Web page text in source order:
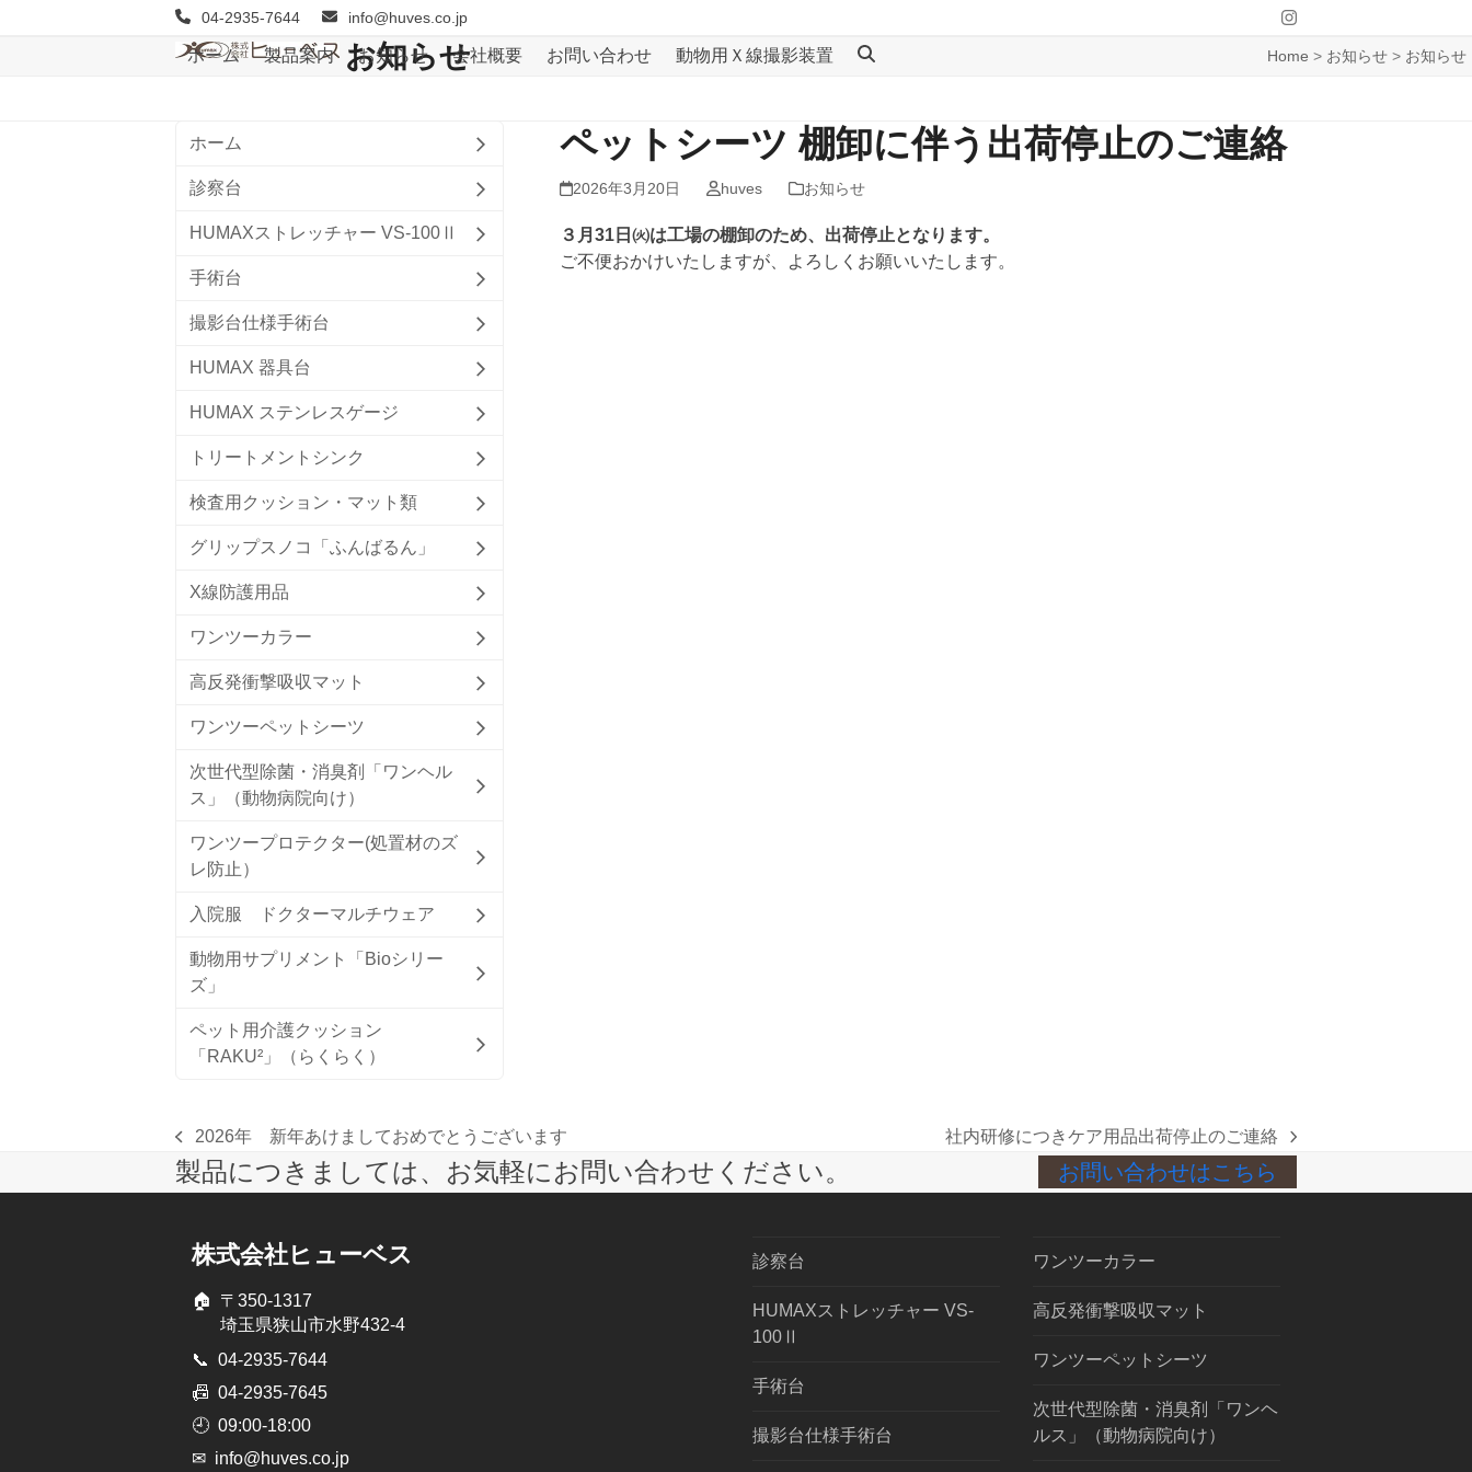
04-2935-7644 info@huves.co.jp
Instagram
ホーム
製品案内 お知らせ 会社概要 お問い合わせ 動物用Ｘ線撮影装置
お知らせ Home > お知らせ > お知らせ
ペットシーツ 棚卸に伴う出荷停止のご連絡
2026年3月20日 huves お知らせ
３月31日㈫は工場の棚卸のため、出荷停止となります。
ご不便おかけいたしますが、よろしくお願いいたします。
ホーム
診察台
HUMAXストレッチャー VS-100Ⅱ
手術台
撮影台仕様手術台
HUMAX 器具台
HUMAX ステンレスゲージ
トリートメントシンク
検査用クッション・マット類
グリップスノコ「ふんばるん」
X線防護用品
ワンツーカラー
高反発衝撃吸収マット
ワンツーペットシーツ
次世代型除菌・消臭剤「ワンヘル
ス」（動物病院向け）
ワンツープロテクター(処置材のズ
レ防止）
入院服 ドクターマルチウェア
動物用サプリメント「Bioシリー
ズ」
ペット用介護クッション
「RAKU²」（らくらく）
previous
post:
2026年 新年あけましておめでとうございます
next
社内研修につきケア用品出荷停止のご連絡
製品につきましては、お気軽にお問い合わせください。 お問い合わせはこちら
株式会社ヒューベス
🏠
〒350-1317
埼玉県狭山市水野432-4
📞 04-2935-7644
📠 04-2935-7645
🕘 09:00-18:00
✉ info@huves.co.jp
診察台
HUMAXストレッチャー VS-
100Ⅱ
手術台
撮影台仕様手術台
ワンツーカラー
高反発衝撃吸収マット
ワンツーペットシーツ
次世代型除菌・消臭剤「ワンヘ
ルス」（動物病院向け）